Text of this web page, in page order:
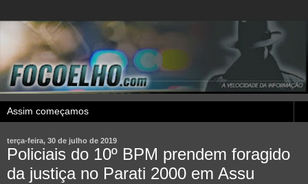
terça-feira, 30 de julho de 2019
Policiais do 10º BPM prendem foragido
da justiça no Parati 2000 em Assu